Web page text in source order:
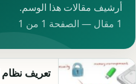
أرشيف مقالات هذا الوسم.
1 مقال — الصفحة 1 من 1
تعريف نظام